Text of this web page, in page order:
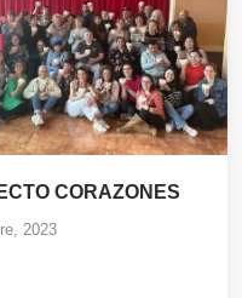
CORAZONES
2023